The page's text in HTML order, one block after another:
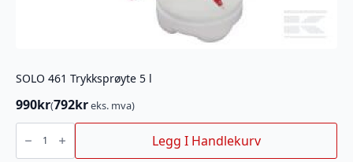
SOLO 461 Trykksprøyte 5 l
990kr(792kreks. mva)
SOLO
Trykksprøyte
5
Legg I Handlekurv